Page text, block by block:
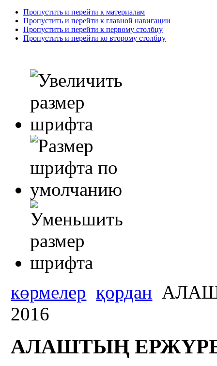
Пропустить и перейти к материалам
Пропустить и перейти к главной навигации
Пропустить и перейти к первому столбцу
Пропустить и перейти ко второму столбцу
көрмелер қордан
2016
АЛАШТЫҢ